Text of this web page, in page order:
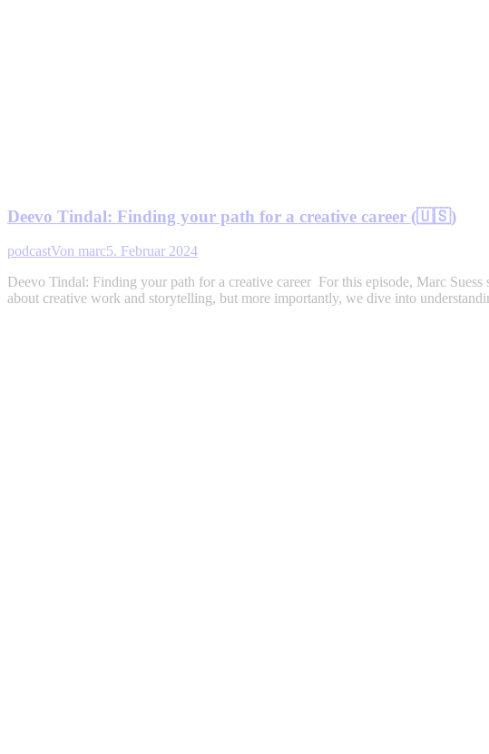
Deevo Tindal: Finding your path for a creative career (🇺🇸)
podcastVon marc5. Februar 2024
Deevo Tindal: Finding your path for a creative career For this episode, Marc
about creative work and storytelling, but more importantly, we dive into